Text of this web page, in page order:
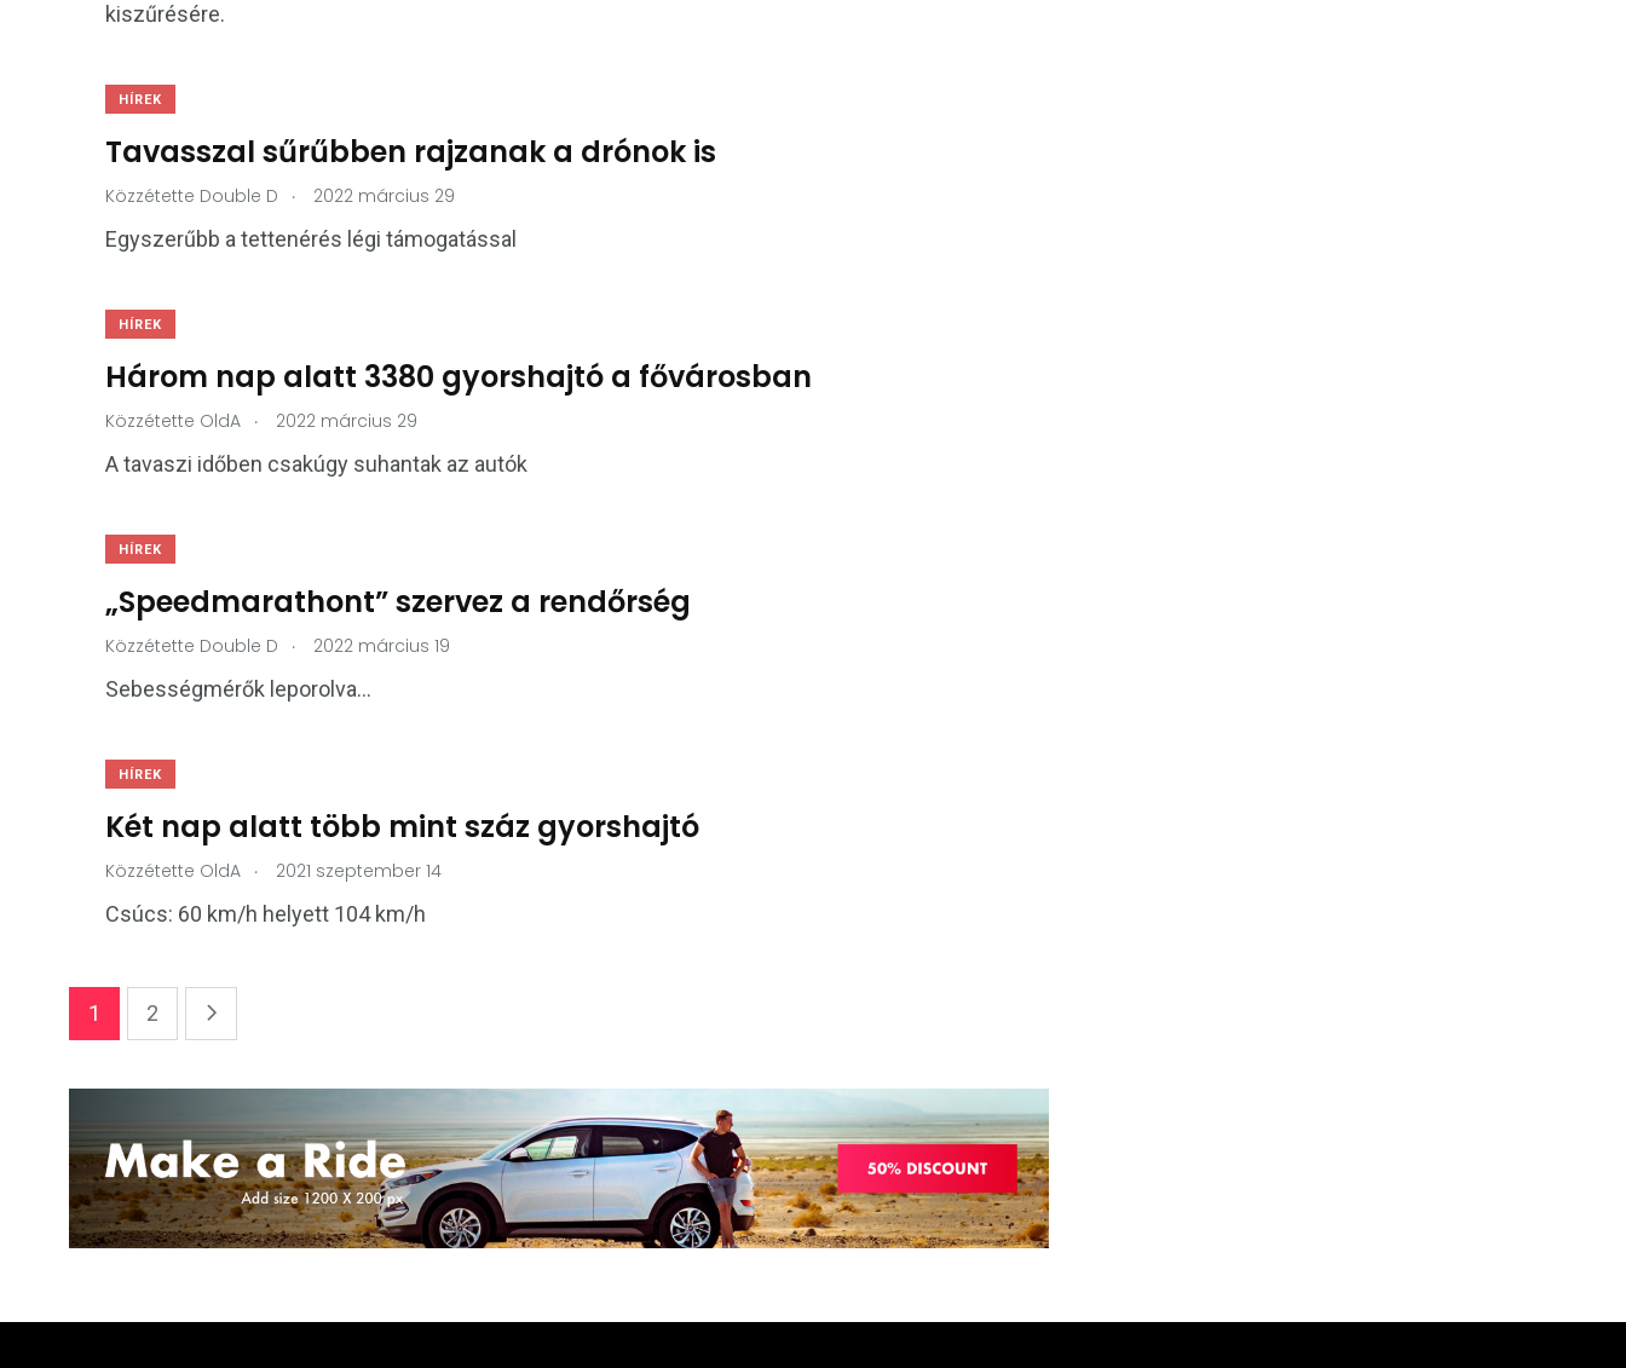
kiszűrésére.
HÍREK
Tavasszal sűrűbben rajzanak a drónok is
Közzétette Double D . 2022 március 29
Egyszerűbb a tettenérés légi támogatással
HÍREK
Három nap alatt 3380 gyorshajtó a fővárosban
Közzétette OldA . 2022 március 29
A tavaszi időben csakúgy suhantak az autók
HÍREK
„Speedmarathont” szervez a rendőrség
Közzétette Double D . 2022 március 19
Sebességmérők leporolva…
HÍREK
Két nap alatt több mint száz gyorshajtó
Közzétette OldA . 2021 szeptember 14
Csúcs: 60 km/h helyett 104 km/h
1 2